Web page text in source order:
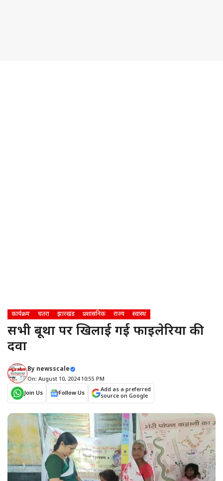
कार्यक्रम चतरा झारखंड प्रशासनिक राज्य स्वास्थ
सभी बूथों पर खिलाई गई फाइलेरिया की
दवा
By newsscale
On: August 10, 2024 10:55 PM
Join Us
Follow Us
Add as a preferred
source on Google